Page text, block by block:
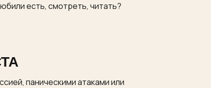
есть, смотреть, читать?
паническими атаками или